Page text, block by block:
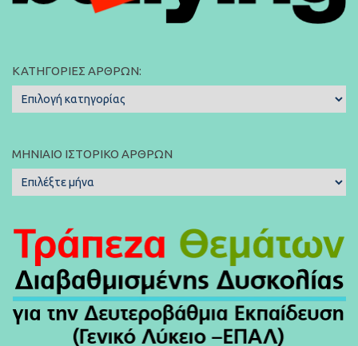
ΚΑΤΗΓΟΡΊΕΣ ΆΡΘΡΩΝ:
Κατηγορίες
Άρθρων:
ΜΗΝΙΑΊΟ ΙΣΤΟΡΙΚΌ ΆΡΘΡΩΝ
Μηνιαίο
Ιστορικό